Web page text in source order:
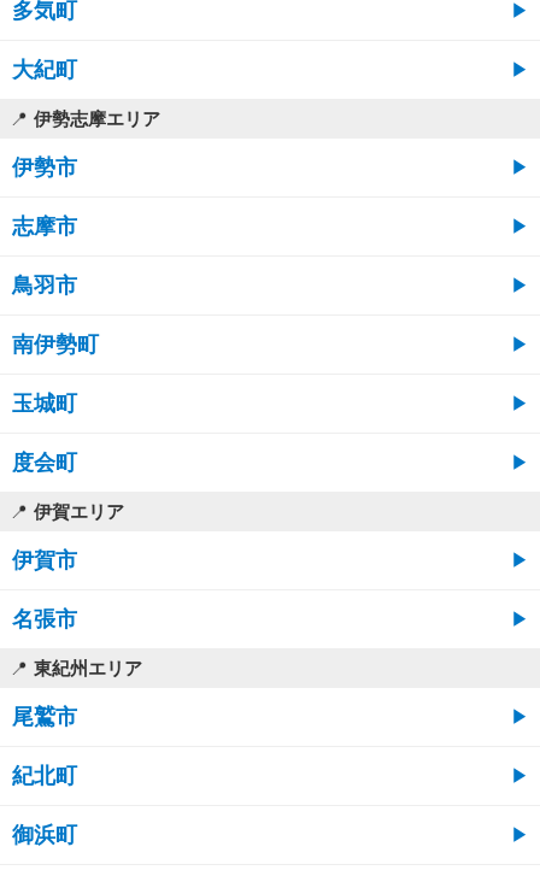
多気町
大紀町
伊勢志摩エリア
伊勢市
志摩市
鳥羽市
南伊勢町
玉城町
度会町
伊賀エリア
伊賀市
名張市
東紀州エリア
尾鷲市
紀北町
御浜町